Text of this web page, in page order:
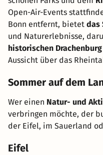
Open-Air-Events
Bonn entfernt, bietet das
und Naturerlebnisse,
historischen Drachenburg
Aussicht über das
Sommer auf dem
Wer einen Natur- und
verbringen möchte, der
der Eifel, im Sauerland
Eifel